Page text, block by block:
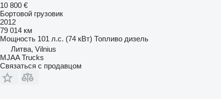
10 800 €
Бортовой грузовик
2012
79 014 км
Мощность 101 л.с. (74 кВт) Топливо дизель
Литва, Vilnius
MJAA Trucks
Связаться с продавцом